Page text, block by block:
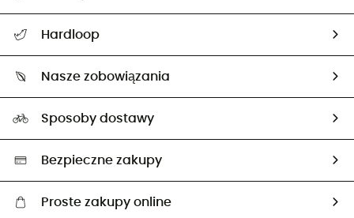
Śledzenie przesyłki
Zwrot artykułów i zwrot środków
Hardloop
Nasze zobowiązania
Neutralność węglowa
Wybrane produkty eko
Sposoby dostawy
Bezpieczne zakupy
Proste zakupy online